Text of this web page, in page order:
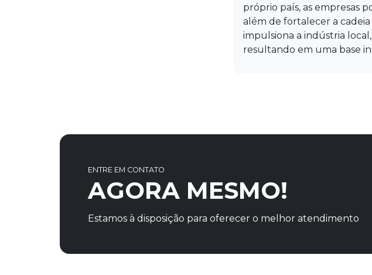
próprio país, as empresas
além de fortalecer a
impulsiona a indústria
resultando em uma base
ENTRE EM CONTATO
AGORA MESMO!
Estamos à disposição para oferecer o melhor atendimento